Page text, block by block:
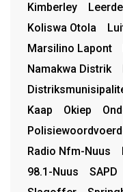
Kimberley
Koliswa Otola
Marsilino Lapont
Namakwa Distrik
Kaap
Okiep
Radio Nfm-Nuus
98.1-Nuus
SAPD